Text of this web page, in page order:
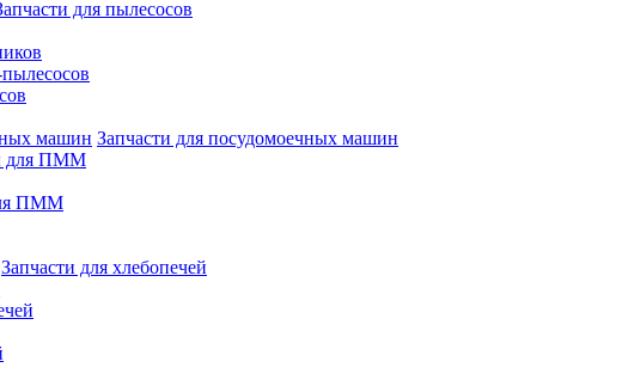
для пылесосов
Запчасти для посудомоечных машин
для ПММ
ПММ
Запчасти для хлебопечей